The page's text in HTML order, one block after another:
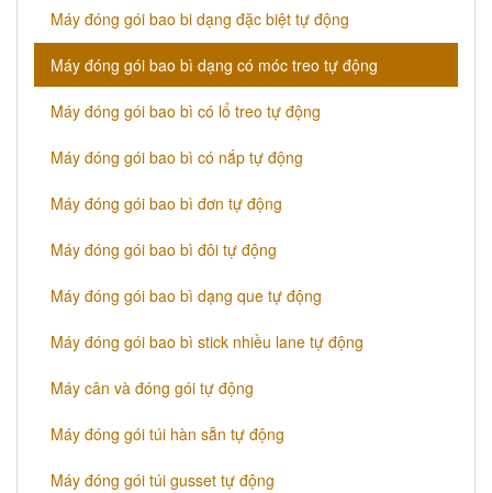
Máy đóng gói bao bi dạng đặc biệt tự động
Máy đóng gói bao bì dạng có móc treo tự động
Máy đóng gói bao bì có lổ treo tự động
Máy đóng gói bao bì có nắp tự động
Máy đóng gói bao bì đơn tự động
Máy đóng gói bao bì đôi tự động
Máy đóng gói bao bì dạng que tự động
Máy đóng gói bao bì stick nhiều lane tự động
Máy cân và đóng gói tự động
Máy đóng gói túi hàn sẵn tự động
Máy đóng gói túi gusset tự động